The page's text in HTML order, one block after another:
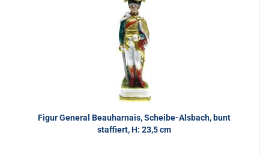
Figur General Beauharnais, Scheibe-Alsbach, bunt
staffiert, H: 23,5 cm